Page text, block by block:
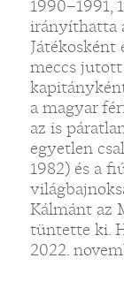
1990–1991,
irányíthatta
meccs
a magyar
az is
egyetlen
1982) és a
Kálmánt az
tüntette ki.
2022.